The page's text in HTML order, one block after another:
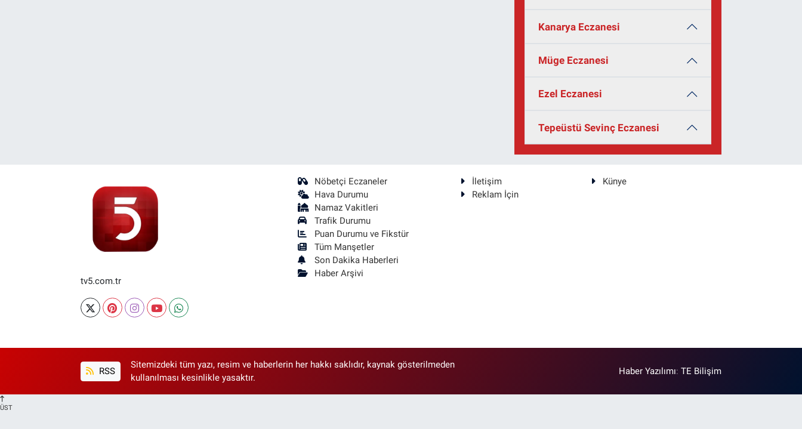
Kanarya Eczanesi
Müge Eczanesi
Ezel Eczanesi
Tepeüstü Sevinç Eczanesi
tv5.com.tr
Nöbetçi Eczaneler
Hava Durumu
Namaz Vakitleri
Trafik Durumu
Puan Durumu ve Fikstür
Tüm Manşetler
Son Dakika Haberleri
Haber Arşivi
İletişim
Künye
Reklam İçin
RSS
Sitemizdeki tüm yazı, resim ve haberlerin her hakkı saklıdır, kaynak gösterilmeden
kullanılması kesinlikle yasaktır.
Haber Yazılımı:TE Bilişim
ÜST